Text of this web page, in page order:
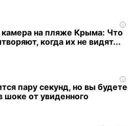
i
на пляже Крыма: Что
когда их не видят...
i
пару секунд, но вы будете
шоке от увиденного